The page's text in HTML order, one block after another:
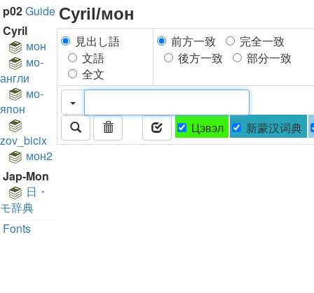
p02Guide
Cyril
мон
мо-
англи
мо-
япон
zov_bicix
мон2
Jap-Mon
日・
モ辞典
Fonts
Cyril/мон
見出し語
文語
全文
前方一致
完全一致
後方一致
部分一致
Цэвэл 新蒙汉词典